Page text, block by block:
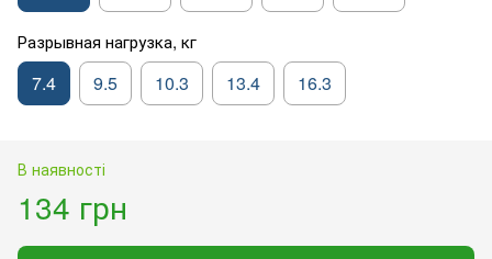
Разрывная нагрузка, кг
7.4 9.5 10.3 13.4 16.3
В наявності
134 грн